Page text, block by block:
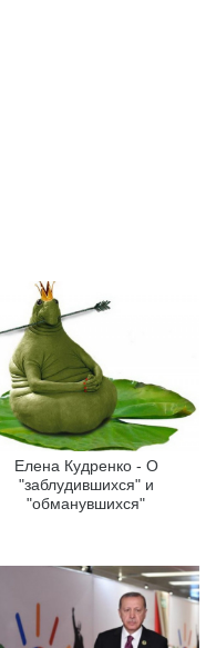
Елена Кудренко - О
"заблудившихся" и
"обманувшихся"